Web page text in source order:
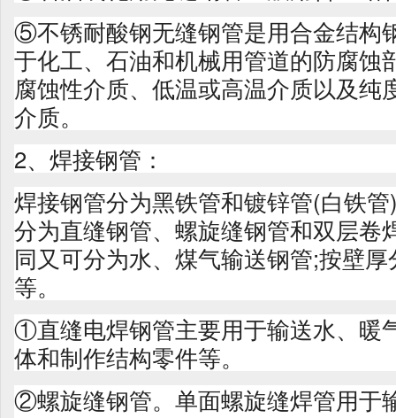
⑤不锈耐酸钢无缝钢管是用合金结构
于化工、石油和机械用管道的防腐蚀
腐蚀性介质、低温或高温介质以及纯
介质。
2、焊接钢管：
焊接钢管分为黑铁管和镀锌管(白铁
分为直缝钢管、螺旋缝钢管和双层卷
同又可分为水、煤气输送钢管;按壁
等。
①直缝电焊钢管主要用于输送水、暖
体和制作结构零件等。
②螺旋缝钢管。单面螺旋缝焊管用于